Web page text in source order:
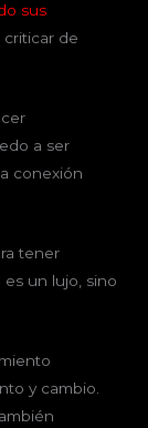
sus
criticar de
a ser
conexión
tener
un lujo, sino
y cambio.